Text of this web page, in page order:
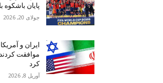
پایان
جولای 20, 2026
ایران و
موافقت
کرد
آوریل 8, 2026